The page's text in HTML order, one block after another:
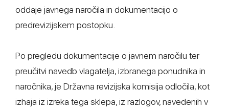
oddaje javnega naročila in dokumentacijo o
predrevizijskem postopku.
Po pregledu dokumentacije o javnem naročilu ter
preučitvi navedb vlagatelja, izbranega ponudnika in
naročnika, je Državna revizijska komisija odločila, kot
izhaja iz izreka tega sklepa, iz razlogov, navedenih v